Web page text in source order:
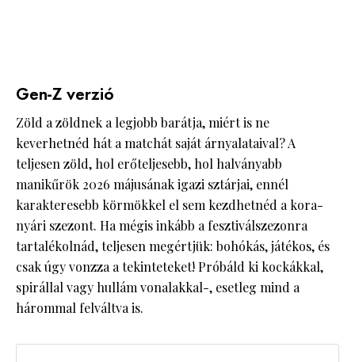
Gen-Z verzió
Zöld a zöldnek a legjobb barátja, miért is ne
keverhetnéd hát a matchát saját árnyalataival? A
teljesen zöld, hol erőteljesebb, hol halványabb
manikűrök 2026 májusának igazi sztárjai, ennél
karakteresebb körmökkel el sem kezdhetnéd a kora-
nyári szezont. Ha mégis inkább a fesztiválszezonra
tartalékolnád, teljesen megértjük: bohókás, játékos, és
csak úgy vonzza a tekinteteket! Próbáld ki kockákkal,
spirállal vagy hullám vonalakkal-, esetleg mind a
hárommal felváltva is.